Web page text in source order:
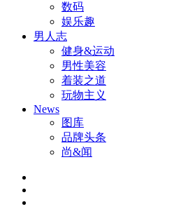
数码
娱乐趣
男人志
健身&运动
男性美容
着装之道
玩物主义
News
图库
品牌头条
尚&闻